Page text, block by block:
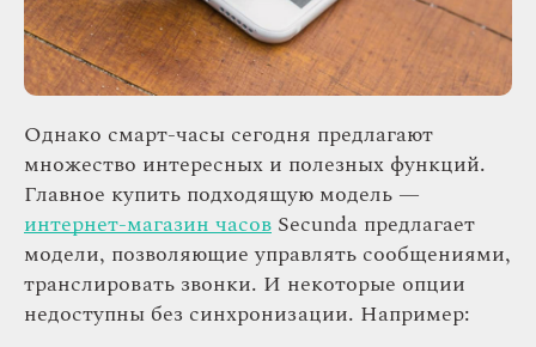
Однако смарт-часы сегодня предлагают
множество интересных и полезных функций.
Главное купить подходящую модель —
интернет-магазин часов Secunda предлагает
модели, позволяющие управлять сообщениями,
транслировать звонки. И некоторые опции
недоступны без синхронизации. Например: